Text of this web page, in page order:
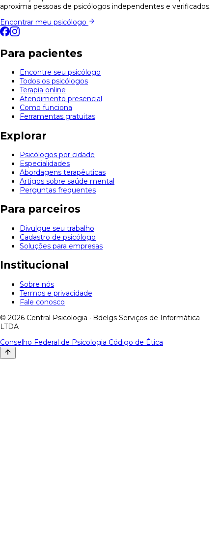
aproxima pessoas de psicólogos independentes e verificados.
Encontrar meu psicólogo
Para pacientes
Encontre seu psicólogo
Todos os psicólogos
Terapia online
Atendimento presencial
Como funciona
Ferramentas gratuitas
Explorar
Psicólogos por cidade
Especialidades
Abordagens terapêuticas
Artigos sobre saúde mental
Perguntas frequentes
Para parceiros
Divulgue seu trabalho
Cadastro de psicólogo
Soluções para empresas
Institucional
Sobre nós
Termos e privacidade
Fale conosco
© 2026 Central Psicologia · Bdelgs Serviços de Informática
LTDA
Conselho Federal de Psicologia Código de Ética